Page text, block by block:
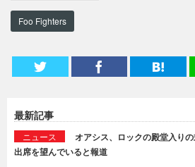
Foo Fighters
最新記事
ニュース
オアシス、ロックの殿堂入り
出席を望んでいると報道